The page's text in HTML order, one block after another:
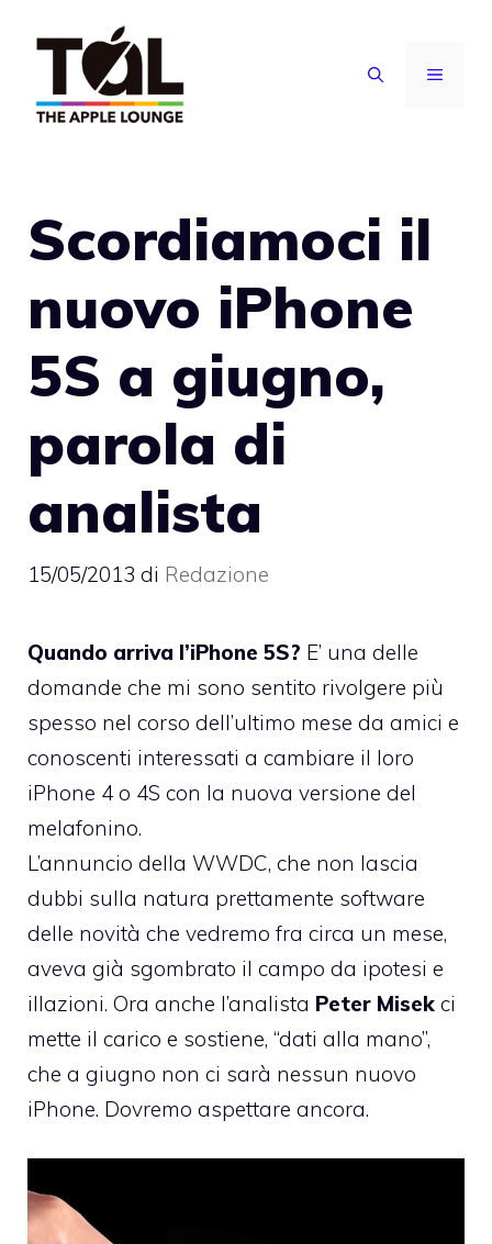
contenuto
MENU
Scordiamoci il
nuovo iPhone
5S a giugno,
parola di
analista
15/05/2013 di Redazione
Quando arriva l’iPhone 5S? E’ una delle
domande che mi sono sentito rivolgere più
spesso nel corso dell’ultimo mese da amici e
conoscenti interessati a cambiare il loro
iPhone 4 o 4S con la nuova versione del
melafonino.
L’annuncio della WWDC, che non lascia
dubbi sulla natura prettamente software
delle novità che vedremo fra circa un mese,
aveva già sgombrato il campo da ipotesi e
illazioni. Ora anche l’analista Peter Misek ci
mette il carico e sostiene, “dati alla mano”,
che a giugno non ci sarà nessun nuovo
iPhone. Dovremo aspettare ancora.